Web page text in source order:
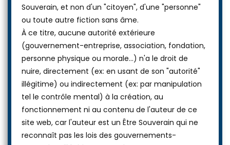
Souverain, et non d'un "citoyen", d'une "personne"
ou toute autre fiction sans âme.
À ce titre, aucune autorité extérieure
(gouvernement-entreprise, association, fondation,
personne physique ou morale...) n'a le droit de
nuire, directement (ex: en usant de son "autorité"
illégitime) ou indirectement (ex: par manipulation
tel le contrôle mental) à la création, au
fonctionnement ni au contenu de l'auteur de ce
site web, car l'auteur est un Être Souverain qui ne
reconnaît pas les lois des gouvernements-